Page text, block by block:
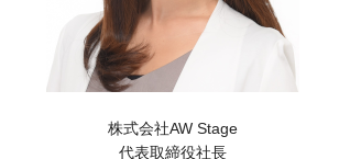
株式会社AW Stage
代表取締役社長